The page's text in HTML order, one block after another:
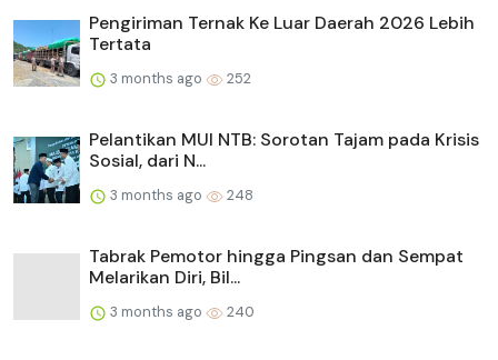
Pengiriman Ternak Ke Luar Daerah 2026 Lebih
Tertata
3 months ago 252
Pelantikan MUI NTB: Sorotan Tajam pada Krisis
Sosial, dari N...
3 months ago 248
Tabrak Pemotor hingga Pingsan dan Sempat
Melarikan Diri, Bil...
3 months ago 240